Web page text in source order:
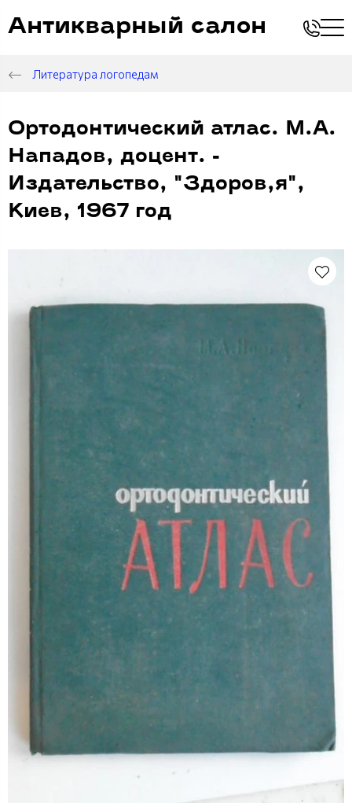
Антикварный салон
Литература логопедам
Ортодонтический атлас. М.А.
Нападов, доцент. -
Издательство, "Здоров,я",
Киев, 1967 год